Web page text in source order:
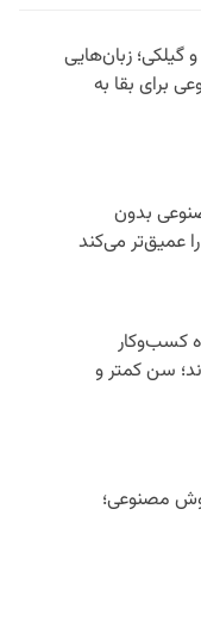
گیلکی؛ زبان‌هایی
برای بقا به
بدون
عمیق‌تر می‌کند
کسب‌وکار
سن‌ کمتر و
مصنوعی؛